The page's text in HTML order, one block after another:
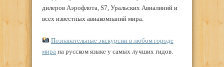
дилеров Аэрофлота, S7, Уральских Авиалиний и
всех известных авиакомпаний мира.
Познавательные экскурсии в любом городе
мира на русском языке у самых лучших гидов.